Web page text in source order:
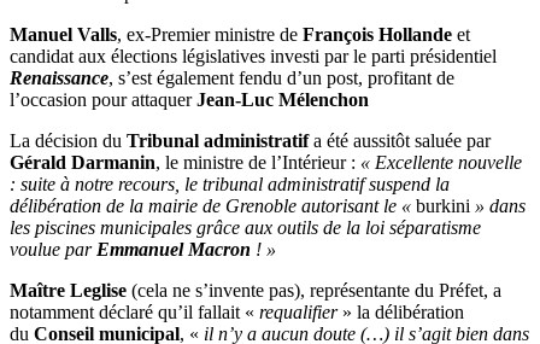
Manuel Valls, ex-Premier ministre de François Hollande et
candidat aux élections législatives investi par le parti présidentiel
Renaissance, s’est également fendu d’un post, profitant de
l’occasion pour attaquerJean-Luc Mélenchon
La décision du Tribunal administratifa été aussitôt saluée par
Gérald Darmanin, le ministre de l’Intérieur : « Excellente nouvelle
: suite à notre recours, le tribunal administratif suspend la
délibération de la mairie de Grenoble autorisant le « burkini » dans
les piscines municipales grâce aux outils de la loi séparatisme
voulue par Emmanuel Macron ! »
Maître Leglise (cela ne s’invente pas), représentante du Préfet, a
notamment déclaré qu’il fallait « requalifier» la délibération
du Conseil municipal, « il n’y a aucun doute (…) il s’agit bien dans